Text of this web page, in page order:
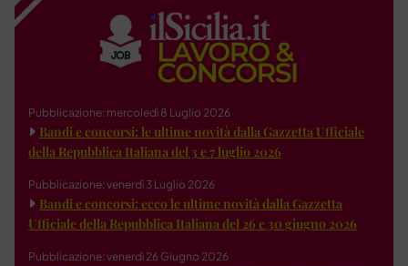
Pubblicazione: mercoledì 8 Luglio 2026
Bandi e concorsi: le ultime novità dalla Gazzetta Ufficiale
della Repubblica Italiana del 3 e 7 luglio 2026
Pubblicazione: venerdì 3 Luglio 2026
Bandi e concorsi: ecco le ultime novità dalla Gazzetta
Ufficiale della Repubblica Italiana del 26 e 30 giugno 2026
Pubblicazione: venerdì 26 Giugno 2026